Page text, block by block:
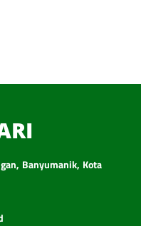
Banyumanik, Kota